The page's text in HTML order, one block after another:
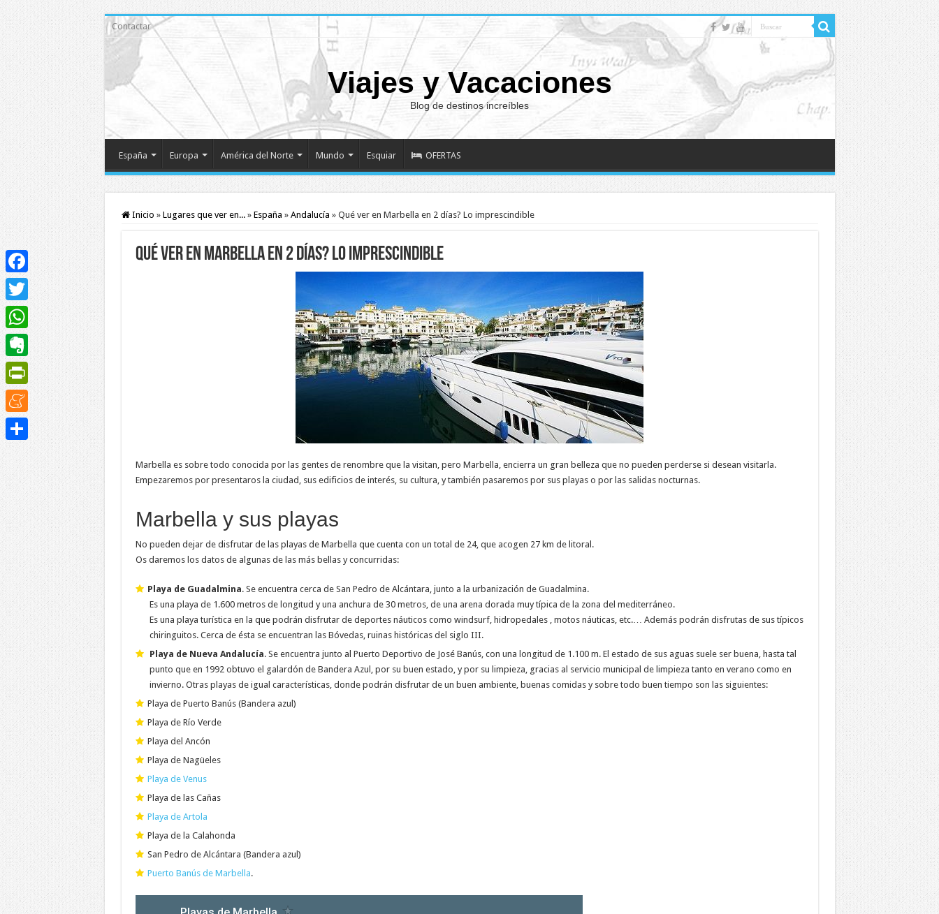
Contactar
Viajes y Vacaciones
Blog de destinos increíbles
España Europa América del Norte Mundo Esquiar OFERTAS
Inicio » Lugares que ver en... » España » Andalucía » Qué ver en Marbella en 2 días? Lo imprescindible
Qué ver en Marbella en 2 días? Lo imprescindible
Marbella es sobre todo conocida por las gentes de renombre que la visitan, pero Marbella, encierra un gran belleza que no pueden perderse si desean visitarla.
Empezaremos por presentaros la ciudad, sus edificios de interés, su cultura, y también pasaremos por sus playas o por las salidas nocturnas.
Marbella y sus playas
No pueden dejar de disfrutar de las playas de Marbella que cuenta con un total de 24, que acogen 27 km de litoral.
Os daremos los datos de algunas de las más bellas y concurridas:
Playa de Guadalmina. Se encuentra cerca de San Pedro de Alcántara, junto a la urbanización de Guadalmina.
Es una playa de 1.600 metros de longitud y una anchura de 30 metros, de una arena dorada muy típica de la zona del mediterráneo.
Es una playa turística en la que podrán disfrutar de deportes náuticos como windsurf, hidropedales , motos náuticas, etc.… Además podrán disfrutas de sus típicos
chiringuitos. Cerca de ésta se encuentran las Bóvedas, ruinas históricas del siglo III.
Playa de Nueva Andalucía. Se encuentra junto al Puerto Deportivo de José Banús, con una longitud de 1.100 m. El estado de sus aguas suele ser buena, hasta tal
punto que en 1992 obtuvo el galardón de Bandera Azul, por su buen estado, y por su limpieza, gracias al servicio municipal de limpieza tanto en verano como en
invierno. Otras playas de igual características, donde podrán disfrutar de un buen ambiente, buenas comidas y sobre todo buen tiempo son las siguientes:
Playa de Puerto Banús (Bandera azul)
Playa de Río Verde
Playa del Ancón
Playa de Nagüeles
Playa de Venus
Playa de las Cañas
Playa de Artola
Playa de la Calahonda
San Pedro de Alcántara (Bandera azul)
Puerto Banús de Marbella.
Facebook
Twitter
WhatsApp
Evernote
PrintFriendly
Meneame
Compartir